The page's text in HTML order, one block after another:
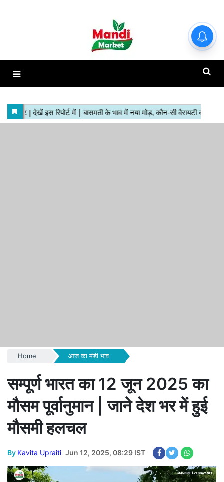
Home आज का मंडी भाव
सम्पूर्ण भारत का 12 जून 2025 का
मौसम पूर्वानुमान | जाने देश भर में हुई
मौसमी हलचल
By Kavita Upraiti Jun 12, 2025, 08:29 IST